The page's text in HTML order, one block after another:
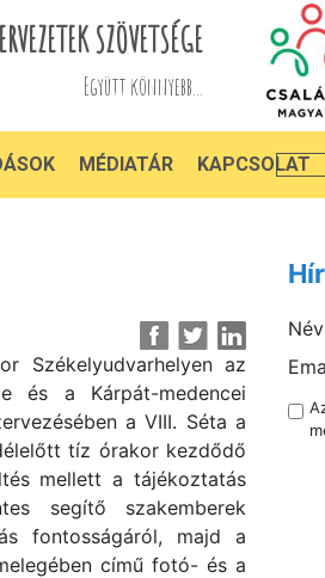
SZÖVETSÉGE
Együtt könnyebb...
MÉDIATÁR KAPCSOLAT
Székelyudvarhelyen az
és a Kárpát-medencei
a VIII. Séta a
tíz órakor kezdődő
mellett a tájékoztatás
segítő szakemberek
fontosságáról, majd a
című fotó- és a
Név